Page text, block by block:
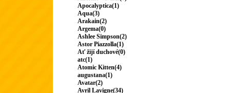
Apocalyptica(1)
Aqua(3)
Arakain(2)
Argema(0)
Ashlee Simpson(2)
Astor Piazzolla(1)
Ať žijí duchové(0)
atc(1)
Atomic Kitten(4)
augustana(1)
Avatar(2)
Avril Lavigne(34)